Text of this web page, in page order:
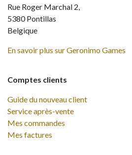
Comptes clients
Guide du nouveau client
Service après-vente
Mes commandes
Mes factures
Rue Roger Marchal 2,
5380 Pontillas
Belgique
En savoir plus sur Geronimo Games